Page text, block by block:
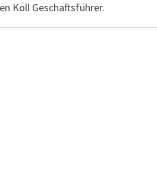
Köll Geschäftsführer.